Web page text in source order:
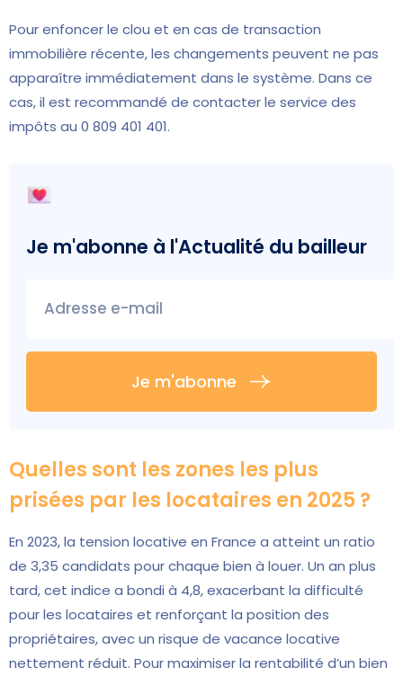
Pour enfoncer le clou et en cas de transaction
immobilière récente, les changements peuvent ne pas
apparaître immédiatement dans le système. Dans ce
cas, il est recommandé de contacter le service des
impôts au 0 809 401 401.
Je m'abonne à l'Actualité du bailleur
Adresse e-mail
Je m'abonne
Quelles sont les zones les plus
prisées par les locataires en 2025 ?
En 2023, la tension locative en France a atteint un ratio
de 3,35 candidats pour chaque bien à louer. Un an plus
tard, cet indice a bondi à 4,8, exacerbant la difficulté
pour les locataires et renforçant la position des
propriétaires, avec un risque de vacance locative
nettement réduit. Pour maximiser la rentabilité d’un bien